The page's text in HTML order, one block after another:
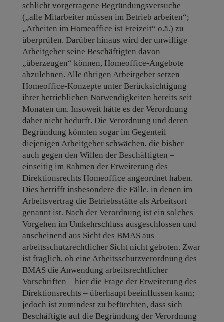
schlicht vorgetragene Begründungsversuche
(„alle Mitarbeiter müssen im Betrieb arbeiten“;
„Arbeiten im Homeoffice ist Freizeit“ o.ä.) zu
überprüfen. Darüber hinaus wird der unwillige
Arbeitgeber seine Beschäftigten davon
„überzeugen“ können, Homeoffice-Angebote
abzulehnen. Alle übrigen Arbeitgeber setzen
Homeoffice-Konzepte unter Berücksichtigung
ihrer betrieblichen Notwendigkeiten bereits seit
Monaten um. Insoweit hätte es der Verordnung
daher nicht bedurft. Die Verordnung und deren
Begründung könnten sogar im Gegenteil
diejenigen Arbeitgeber schwächen, die bisher –
auch gegen den Willen der Beschäftigten –
einseitig im Rahmen der Erweiterung des
Direktionsrechts Homeoffice angeordnet haben.
Dies betrifft insbesondere die Fälle, in denen im
Arbeitsvertrag die Betriebsstätte als Arbeitsort
genannt ist. Nach der Verordnung ist ein solches
Vorgehen im Umkehrschluss ausgeschlossen und
anscheinend aus Sicht des BMAS aus
arbeitsschutzrechtlicher Sicht nicht geboten. Zwar
ist fraglich, ob eine Arbeitsschutzverordnung des
BMAS die Anwendung arbeitsrechtlicher
Vorschriften – hier die Frage der Erweiterung des
Direktionsrechts – überhaupt beeinflussen kann;
jedoch ist zumindest zu befürchten, dass sich
Beschäftigte auf die Begründung der Verordnung